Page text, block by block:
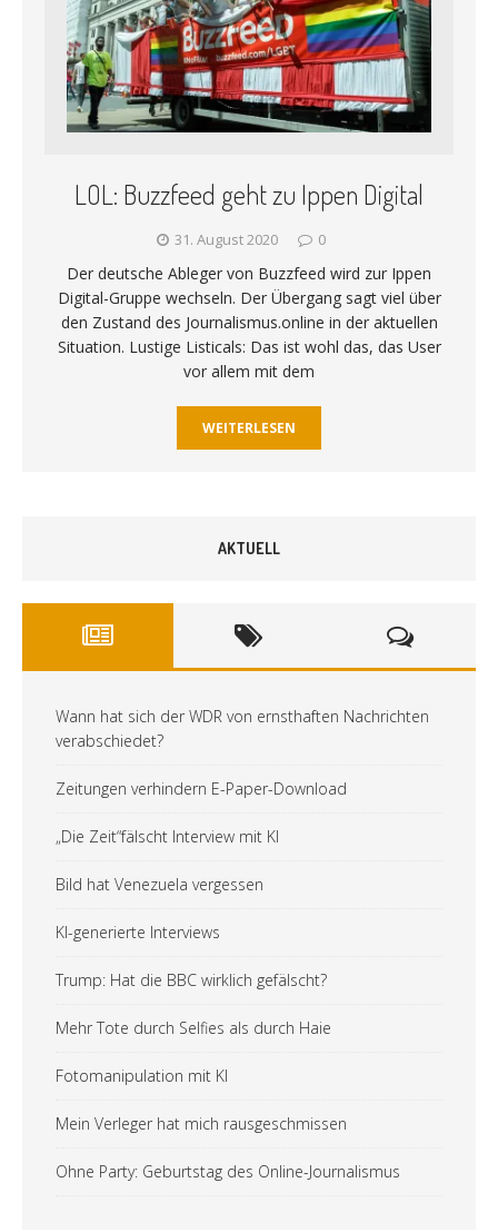
LOL: Buzzfeed geht zu Ippen Digital
31. August 2020 0
Der deutsche Ableger von Buzzfeed wird zur Ippen
Digital-Gruppe wechseln. Der Übergang sagt viel über
den Zustand des Journalismus.online in der aktuellen
Situation. Lustige Listicals: Das ist wohl das, das User
vor allem mit dem
WEITERLESEN
AKTUELL
Wann hat sich der WDR von ernsthaften Nachrichten
verabschiedet?
Zeitungen verhindern E-Paper-Download
„Die Zeit“fälscht Interview mit KI
Bild hat Venezuela vergessen
KI-generierte Interviews
Trump: Hat die BBC wirklich gefälscht?
Mehr Tote durch Selfies als durch Haie
Fotomanipulation mit KI
Mein Verleger hat mich rausgeschmissen
Ohne Party: Geburtstag des Online-Journalismus